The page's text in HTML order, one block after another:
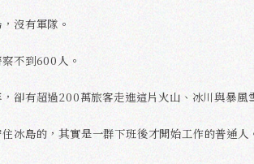
沒有軍隊。
不到600人。
卻有超過200萬旅客走進這片火山、冰川與暴風
冰島的，其實是一群下班後才開始工作的普通人